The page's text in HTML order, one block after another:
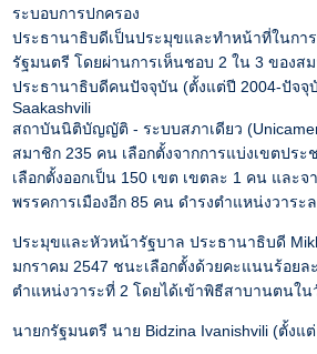
ระบอบการปกครอง
ประธานาธิบดีเป็นประมุขและทำหน้าที่ในกา
รัฐมนตรี โดยผ่านการเห็นชอบ 2 ใน 3 ของส
ประธานาธิบดีคนปัจจุบัน (ตั้งแต่ปี 2004-ปัจจุ
Saakashvili
สถาบันนิติบัญญัติ - ระบบสภาเดียว
สมาชิก 235 คน เลือกตั้งจากการแบ่งเขตปร
เลือกตั้งออกเป็น 150 เขต เขตละ 1 คน และจ
พรรคการเมืองอีก 85 คน ดำรงตำแหน่งวาระ
ประมุขและหัวหน้ารัฐบาล ประธานาธิบดี
มกราคม 2547 ชนะเลือกตั้งด้วยคะแนนร้อยล
ตำแหน่งวาระที่ 2 โดยได้เข้าพิธีสาบานตนใ
นายกรัฐมนตรี นาย Bidzina Ivanishvili (ตั้งแ